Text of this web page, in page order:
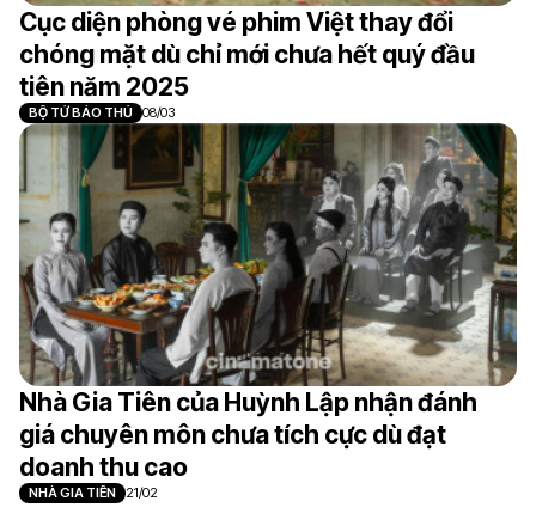
Cục diện phòng vé phim Việt thay đổi
chóng mặt dù chỉ mới chưa hết quý đầu
tiên năm 2025
BỘ TỨ BÁO THỦ 08/03
Nhà Gia Tiên của Huỳnh Lập nhận đánh
giá chuyên môn chưa tích cực dù đạt
doanh thu cao
NHÀ GIA TIÊN 21/02